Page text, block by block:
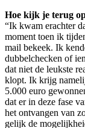
Hoe kijk je terug
“Ik kwam erachter
moment toen ik
mail bekeek. Ik
dubbelchecken of
dat niet de leukste
klopt. Ik krijg
5.000 euro
dat er in deze fase
het ontvangen van
gelijk de